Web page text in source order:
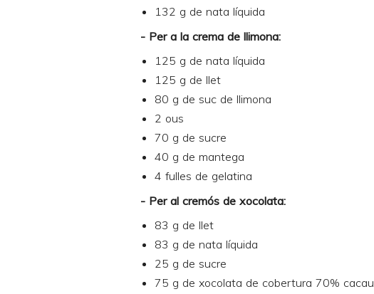
132 g de nata líquida
- Per a la crema de llimona:
125 g de nata líquida
125 g de llet
80 g de suc de llimona
2 ous
70 g de sucre
40 g de mantega
4 fulles de gelatina
- Per al cremós de xocolata:
83 g de llet
83 g de nata líquida
25 g de sucre
75 g de xocolata de cobertura 70% cacau